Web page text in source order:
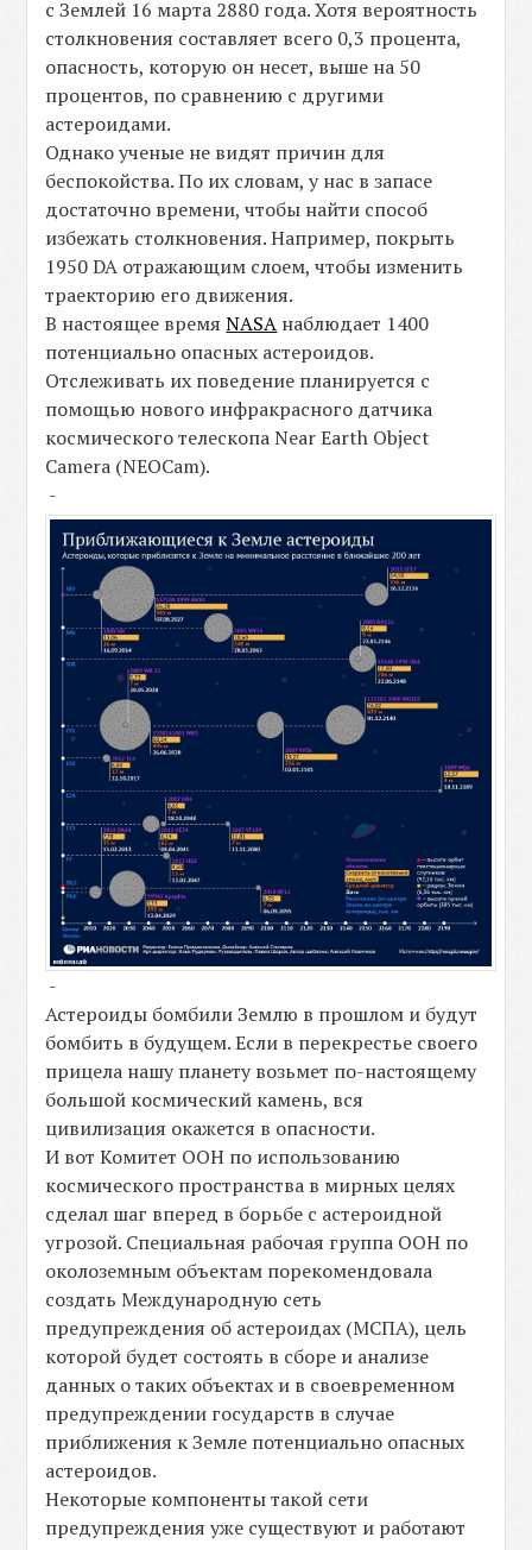
с Землей 16 марта 2880 года. Хотя вероятность
столкновения составляет всего 0,3 процента,
опасность, которую он несет, выше на 50
процентов, по сравнению с другими
астероидами.
Однако ученые не видят причин для
беспокойства. По их словам, у нас в запасе
достаточно времени, чтобы найти способ
избежать столкновения. Например, покрыть
1950 DA отражающим слоем, чтобы изменить
траекторию его движения.
В настоящее времяNASA наблюдает 1400
потенциально опасных астероидов.
Отслеживать их поведение планируется с
помощью нового инфракрасного датчика
космического телескопа Near Earth Object
Camera (NEOCam).
-
-
Астероиды бомбили Землю в прошлом и будут
бомбить в будущем. Если в перекрестье своего
прицела нашу планету возьмет по-настоящему
большой космический камень, вся
цивилизация окажется в опасности.
И вот Комитет ООН по использованию
космического пространства в мирных целях
сделал шаг вперед в борьбе с астероидной
угрозой. Специальная рабочая группа ООН по
околоземным объектам порекомендовала
создать Международную сеть
предупреждения об астероидах (МСПА), цель
которой будет состоять в сборе и анализе
данных о таких объектах и в своевременном
предупреждении государств в случае
приближения к Земле потенциально опасных
астероидов.
Некоторые компоненты такой сети
предупреждения уже существуют и работают